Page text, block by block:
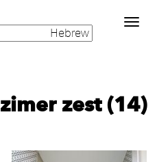
Toggle
navigation
zimer zest (14)